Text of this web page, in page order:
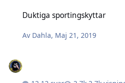
Duktiga sportingskyttar
Av Dahla, Maj 21, 2019